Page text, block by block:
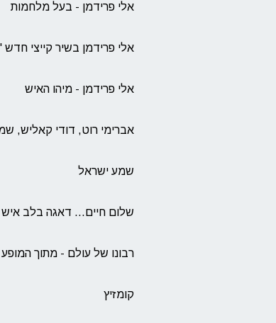
אלי פרידמן - בעל מלחמות
אלי פרידמן בשיר קייצי חדש
אלי פרידמן - מיהו האיש
אברימי רוט, דודי קאליש,
שמע ישראל
שלום חיים... דאגה בלב איש
רבונו של עולם - מתוך
קומזיץ